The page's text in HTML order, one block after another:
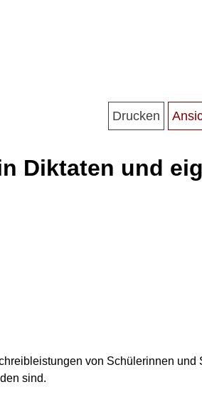
Diktaten und
von Schülerinnen und
sind.